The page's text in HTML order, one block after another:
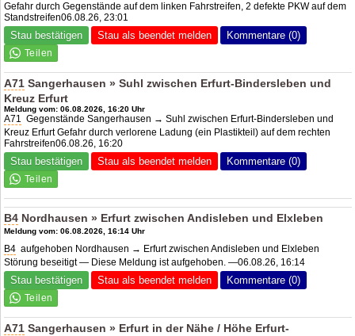
Gefahr durch Gegenstände auf dem linken Fahrstreifen, 2 defekte PKW auf dem
Standstreifen06.08.26, 23:01
Stau bestätigen Stau als beendet melden Kommentare (0)
A71 Sangerhausen » Suhl zwischen Erfurt-Bindersleben und
Kreuz Erfurt
Meldung vom: 06.08.2026, 16:20 Uhr
A71 Gegenstände Sangerhausen → Suhl zwischen Erfurt-Bindersleben und
Kreuz Erfurt Gefahr durch verlorene Ladung (ein Plastikteil) auf dem rechten
Fahrstreifen06.08.26, 16:20
Stau bestätigen Stau als beendet melden Kommentare (0)
B4 Nordhausen » Erfurt zwischen Andisleben und Elxleben
Meldung vom: 06.08.2026, 16:14 Uhr
B4 aufgehoben Nordhausen → Erfurt zwischen Andisleben und Elxleben
Störung beseitigt — Diese Meldung ist aufgehoben. —06.08.26, 16:14
Stau bestätigen Stau als beendet melden Kommentare (0)
A71 Sangerhausen » Erfurt in der Nähe / Höhe Erfurt-